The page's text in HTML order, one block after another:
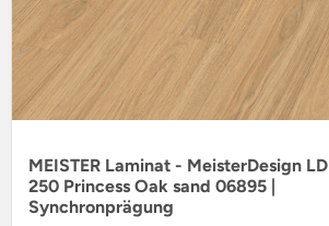
MEISTER Laminat - MeisterDesign LD
250 Princess Oak sand 06895 |
Synchronprägung